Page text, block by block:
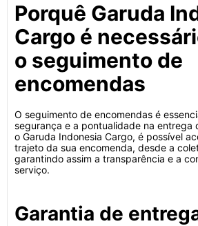
Porquê Garuda
Cargo é
o seguimento de
encomendas
O seguimento de encomendas é
segurança e a pontualidade na entrega
o Garuda Indonesia Cargo, é possível
trajeto da sua encomenda, desde a
garantindo assim a transparência e a
serviço.
Garantia de